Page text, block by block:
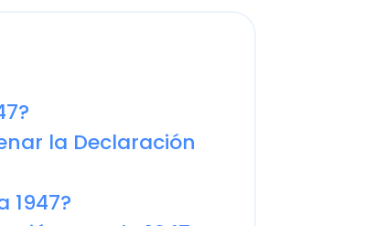
Declaración
Jurada 1947